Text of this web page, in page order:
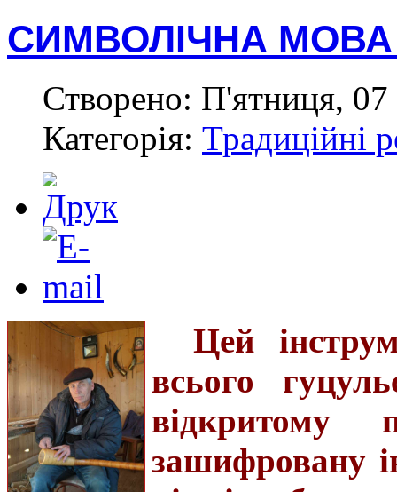
СИМВОЛІЧНА МОВА
Створено: П'ятниця,
Категорія: Традиційні
Цей
всього
відкритому
зашифровану